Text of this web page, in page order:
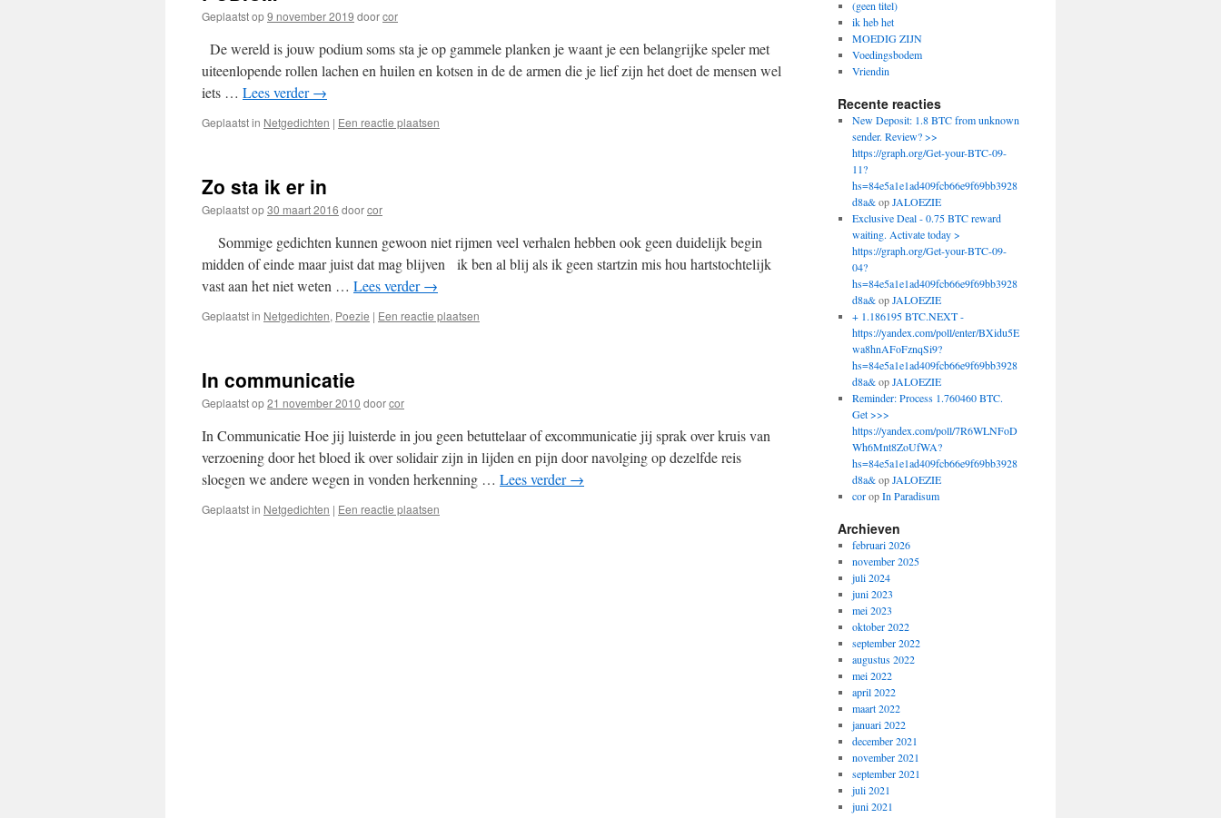
Geplaatst op9 november 2019 doorcor
De wereld is jouw podium soms sta je op gammele planken je waant je een belangrijke speler met
uiteenlopende rollen lachen en huilen en kotsen in de de armen die je lief zijn het doet de mensen wel
iets … Lees verder→
Geplaatst in Netgedichten | Een reactie plaatsen
Zo sta ik er in
Geplaatst op30 maart 2016 doorcor
Sommige gedichten kunnen gewoon niet rijmen veel verhalen hebben ook geen duidelijk begin
midden of einde maar juist dat mag blijven ik ben al blij als ik geen startzin mis hou hartstochtelijk
vast aan het niet weten … Lees verder→
Geplaatst in Netgedichten, Poezie | Een reactie plaatsen
In communicatie
Geplaatst op21 november 2010 doorcor
In Communicatie Hoe jij luisterde in jou geen betuttelaar of excommunicatie jij sprak over kruis van
verzoening door het bloed ik over solidair zijn in lijden en pijn door navolging op dezelfde reis
sloegen we andere wegen in vonden herkenning … Lees verder→
Geplaatst in Netgedichten | Een reactie plaatsen
(geen titel)
ik heb het
MOEDIG ZIJN
Voedingsbodem
Vriendin
Recente reacties
New Deposit: 1.8 BTC from unknown
sender. Review? >>
https://graph.org/Get-your-BTC-09-
11?
hs=84e5a1e1ad409fcb66e9f69bb3928
d8a&opJALOEZIE
Exclusive Deal - 0.75 BTC reward
waiting. Activate today >
https://graph.org/Get-your-BTC-09-
04?
hs=84e5a1e1ad409fcb66e9f69bb3928
d8a&opJALOEZIE
+ 1.186195 BTC.NEXT -
https://yandex.com/poll/enter/BXidu5E
wa8hnAFoFznqSi9?
hs=84e5a1e1ad409fcb66e9f69bb3928
d8a&opJALOEZIE
Reminder: Process 1.760460 BTC.
Get >>>
https://yandex.com/poll/7R6WLNFoD
Wh6Mnt8ZoUfWA?
hs=84e5a1e1ad409fcb66e9f69bb3928
d8a&opJALOEZIE
coropIn Paradisum
Archieven
februari 2026
november 2025
juli 2024
juni 2023
mei 2023
oktober 2022
september 2022
augustus 2022
mei 2022
april 2022
maart 2022
januari 2022
december 2021
november 2021
september 2021
juli 2021
juni 2021